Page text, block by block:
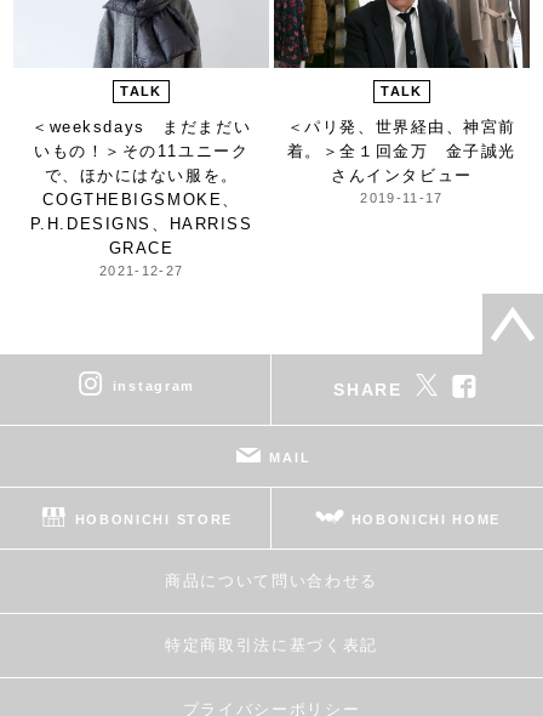
TALK
＜weeksdays まだまだい
いもの！＞ その11ユニーク
で、ほかにはない服を。
COGTHEBIGSMOKE、
P.H.DESIGNS、HARRISS
GRACE
2021-12-27
TALK
＜パリ発、世界経由、神宮前
着。＞全１回金万 金子誠光
さんインタビュー
2019-11-17
instagram SHARE
MAIL
HOBONICHI STORE HOBONICHI HOME
商品について問い合わせる
特定商取引法に基づく表記
プライバシーポリシー